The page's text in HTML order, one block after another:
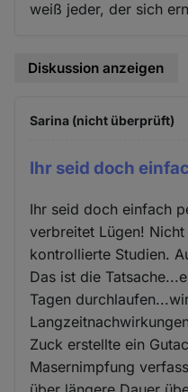
weiß jeder, der sich
Diskussion anzeigen
Sarina (nicht überprüft)
Ihr seid doch
Ihr seid doch einfach
verbreitet Lügen!
kontrollierte Studien.
Das ist die
Tagen
Zuck erstellte ein
Masernimpfung